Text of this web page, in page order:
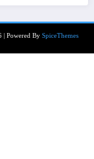
| Powered By SpiceThemes